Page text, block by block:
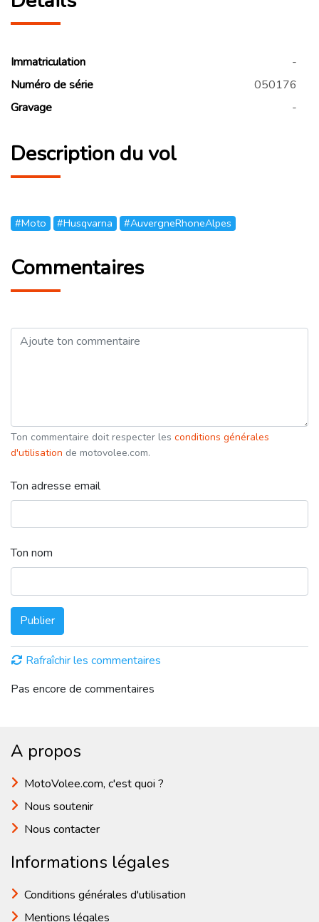
Immatriculation
-
Numéro de série
050176
Gravage
-
Description du vol
#Moto #Husqvarna #AuvergneRhoneAlpes
Commentaires
Ton commentaire doit respecter les conditions générales
d'utilisation de motovolee.com.
Ton adresse email
Ton nom
Publier
Rafraîchir les commentaires
Pas encore de commentaires
A propos
MotoVolee.com, c'est quoi ?
Nous soutenir
Nous contacter
Informations légales
Conditions générales d'utilisation
Mentions légales